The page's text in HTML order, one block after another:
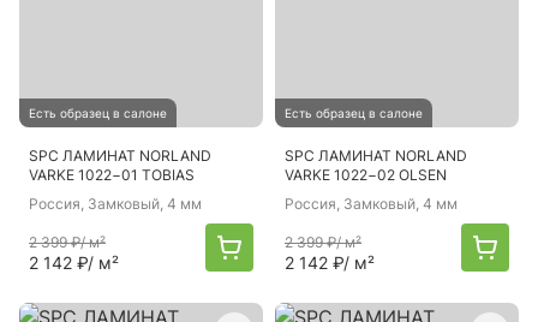
Есть образец в салоне
SPC ЛАМИНАТ NORLAND
VARKE 1022−01 TOBIAS
Россия, Замковый, 4 мм
2 399 ₽/ м²
2 142 ₽/ м²
Есть образец в салоне
SPC ЛАМИНАТ NORLAND
VARKE 1022−02 OLSEN
Россия, Замковый, 4 мм
2 399 ₽/ м²
2 142 ₽/ м²